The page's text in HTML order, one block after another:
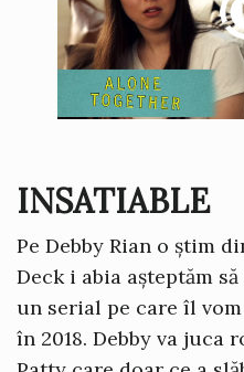
INSATIABLE
Pe Debby Rian o știm
Deck i abia așteptăm
un serial pe care îl
în 2018. Debby va juca